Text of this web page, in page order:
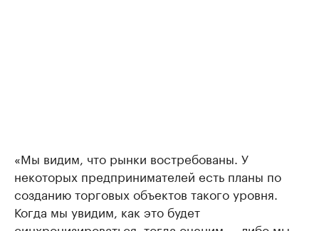
«Мы видим, что рынки востребованы. У
некоторых предпринимателей есть планы по
созданию торговых объектов такого уровня.
Когда мы увидим, как это будет